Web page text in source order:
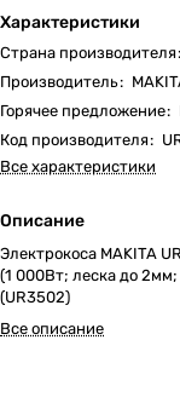
Характеристики
Страна производителя:
Производитель:
Горячее предложение:
Код производителя:
Все характеристики
Описание
Электрокоса MAKITA
(1 000Вт; леска до 2мм;
(UR3502)
Все описание